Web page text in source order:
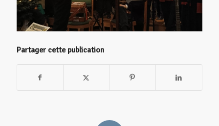
Partager cette publication